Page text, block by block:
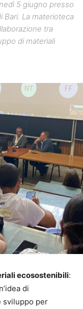
5 giugno presso
Bari. La materioteca
tra
di materiali
ecosostenibili:
di
sviluppo per